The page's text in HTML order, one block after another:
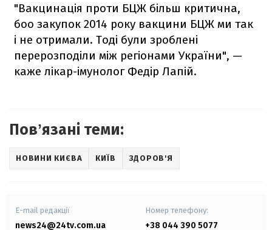
"Вакцинація проти БЦЖ більш критична,
боо закупок 2014 року вакцини БЦЖ ми так
і не отримали. Тоді були зроблені
перерозподіли між регіонами України", —
каже лікар-імунолог Федір Лапій.
Повʼязані теми:
НОВИНИ КИЄВА КИЇВ ЗДОРОВ'Я
E-mail редакції
news24@24tv.com.ua
Номер телефону:
+38 044 390 5077